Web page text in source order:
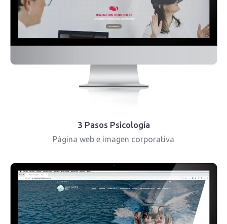
3 Pasos Psicología
Página web e imagen corporativa